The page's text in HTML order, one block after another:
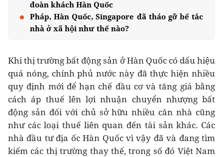
đoàn khách Hàn Quốc
Pháp, Hàn Quốc, Singapore đã tháo gỡ bế tắc
nhà ở xã hội như thế nào?
Khi thị trường bất động sản ở Hàn Quốc có dấu hiệu
quá nóng, chính phủ nước này đã thực hiện nhiều
quy định mới để hạn chế đầu cơ và tăng giá bằng
cách áp thuế lên lợi nhuận chuyển nhượng bất
động sản đối với chủ sở hữu nhiều căn nhà cũng
như các loại thuế liên quan đến tài sản khác. Các
nhà đầu tư địa ốc Hàn Quốc vì vậy đã và đang tìm
kiếm các thị trường thay thế, trong số đó Việt Nam